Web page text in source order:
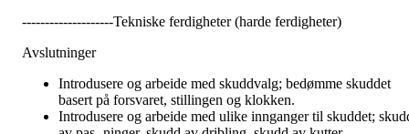
--------------------Tekniske ferdigheter (harde ferdigheter)
Avslutninger
Introdusere og arbeide med skuddvalg; bedømme skuddet
basert på forsvaret, stillingen og klokken.
Introdusere og arbeide med ulike innganger til skuddet;